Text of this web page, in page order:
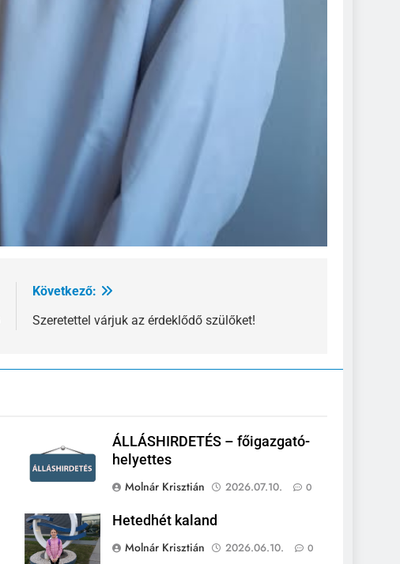
Következő:
Szeretettel várjuk az érdeklődő szülőket!
ÁLLÁSHIRDETÉS – főigazgató-
helyettes
Molnár Krisztián
2026.07.10. 0
Hetedhét kaland
Molnár Krisztián
2026.06.10. 0